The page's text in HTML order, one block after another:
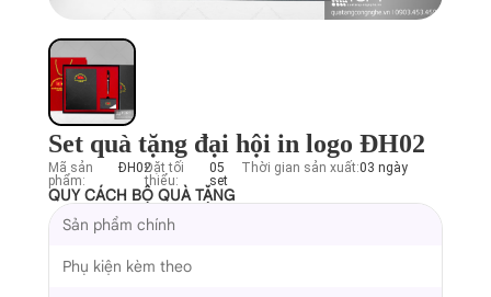
Set quà tặng đại hội in logo ĐH02
Mã sản
phẩm:
ĐH02Đặt tối
thiểu:
05
set
Thời gian sản xuất:03 ngày
QUY CÁCH BỘ QUÀ TẶNG
Sản phẩm chính
Phụ kiện kèm theo